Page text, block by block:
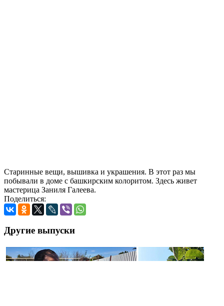
Старинные вещи, вышивка и украшения. В этот раз мы
побывали в доме с башкирским колоритом. Здесь живет
мастерица Заниля Галеева.
Поделиться:
Другие выпуски